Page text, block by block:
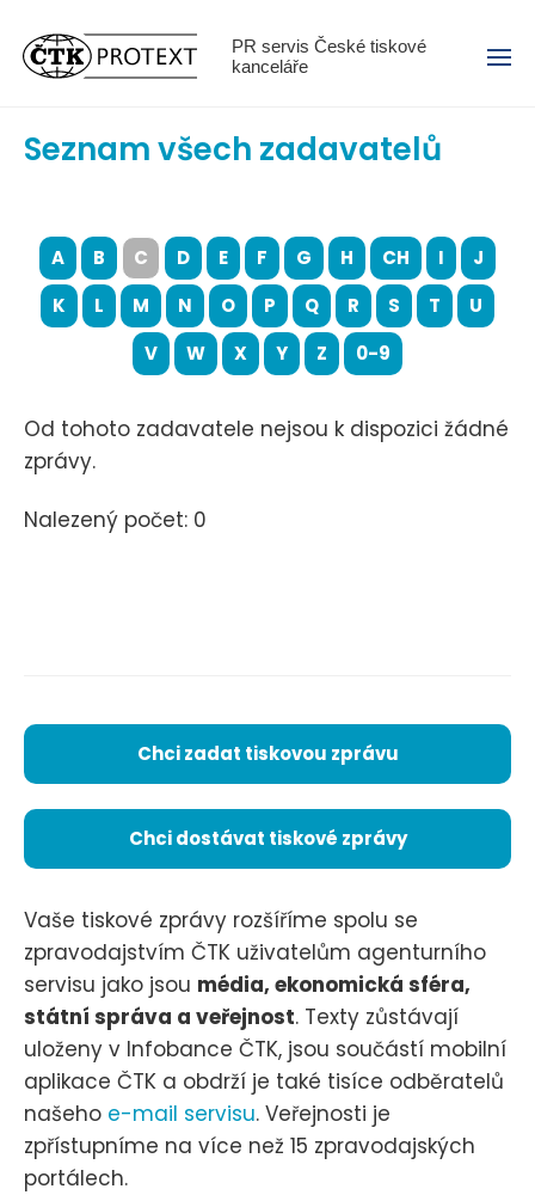
PR servis České tiskové
kanceláře
Menu
Seznam všech zadavatelů
A B C D E F G H CH I
J
K
L M N O P Q R S T
U
V
W X Y Z 0-9
Od tohoto zadavatele nejsou k dispozici žádné
zprávy.
Nalezený počet: 0
Chci zadat tiskovou zprávu
Chci dostávat tiskové zprávy
Vaše tiskové zprávy rozšíříme spolu se
zpravodajstvím ČTK uživatelům agenturního
servisu jako jsou média, ekonomická sféra,
státní správa a veřejnost. Texty zůstávají
uloženy v Infobance ČTK, jsou součástí mobilní
aplikace ČTK a obdrží je také tisíce odběratelů
našeho e-mail servisu. Veřejnosti je
zpřístupníme na více než 15 zpravodajských
portálech.